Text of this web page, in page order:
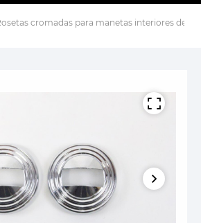
cromadas para manetas interiores de